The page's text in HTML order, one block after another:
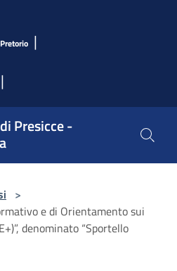
|
|
Presicce -
>
e di Orientamento sui
denominato “Sportello